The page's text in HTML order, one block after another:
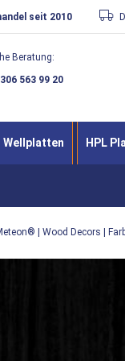
seit 2010
Beratung:
563 99 20
Wellplatten HPL
| Wood Decors |